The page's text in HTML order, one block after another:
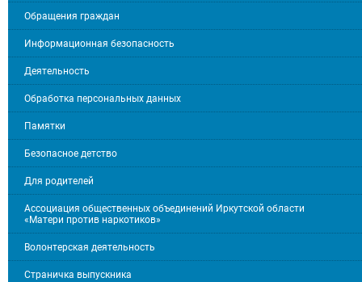
Обращения граждан
Информационная безопасность
Деятельность
Обработка персональных данных
Памятки
Безопасное детство
Для родителей
Ассоциация общественных объединений Иркутской области
«Матери против наркотиков»
Волонтерская деятельность
Страничка выпускника